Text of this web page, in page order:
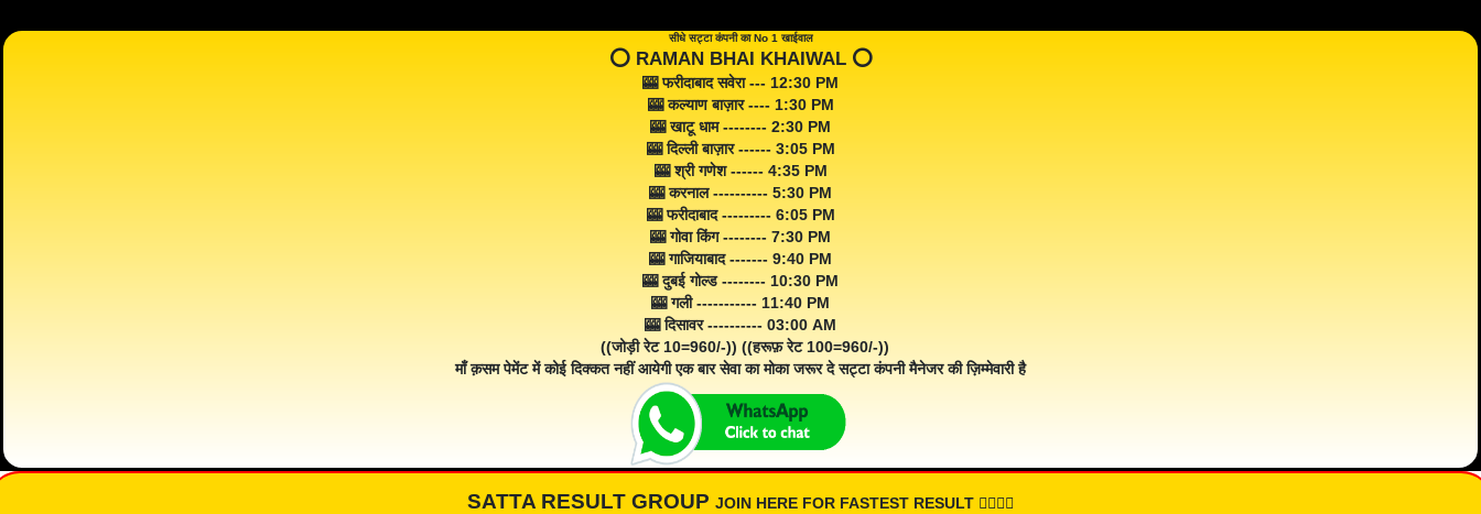
सीधे सट्टा कंपनी का No 1 खाईवाल
⭕️ RAMAN BHAI KHAIWAL ⭕️
🎰 फरीदाबाद सवेरा --- 12:30 PM
🎰 कल्याण बाज़ार ---- 1:30 PM
🎰 खाटू धाम -------- 2:30 PM
🎰 दिल्ली बाज़ार ------ 3:05 PM
🎰 श्री गणेश ------ 4:35 PM
🎰 करनाल ---------- 5:30 PM
🎰 फरीदाबाद --------- 6:05 PM
🎰 गोवा किंग -------- 7:30 PM
🎰 गाजियाबाद ------- 9:40 PM
🎰 दुबई गोल्ड -------- 10:30 PM
🎰 गली ----------- 11:40 PM
🎰 दिसावर ---------- 03:00 AM
((जोड़ी रेट 10=960/-)) ((हरूफ़ रेट 100=960/-))
माँ क़सम पेमेंट में कोई दिक्कत नहीं आयेगी एक बार सेवा का मोका जरूर दे सट्टा कंपनी मैनेजर की ज़िम्मेवारी है
SATTA RESULT GROUP JOIN HERE FOR FASTEST RESULT 👇🏾👇🏾